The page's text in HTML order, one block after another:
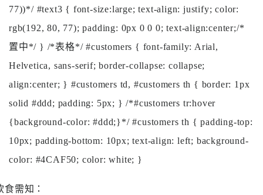
指
南
醫
知
識
社
服
77))*/ #text3 { font-size:large; text-align: justify; color:
rgb(192, 80, 77); padding: 0px 0 0 0; text-align:center;/*
置中*/ } /*表格*/ #customers { font-family: Arial,
Helvetica, sans-serif; border-collapse: collapse;
align:center; } #customers td, #customers th { border: 1px
solid #ddd; padding: 5px; } /*#customers tr:hover
{background-color: #ddd;}*/ #customers th { padding-top:
10px; padding-bottom: 10px; text-align: left; background-
color: #4CAF50; color: white; }
需知：